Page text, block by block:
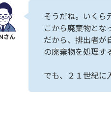
そうだね。いくら
こから廃棄物とな
だから、排出者が
の廃棄物を処理す
でも、２１世紀に